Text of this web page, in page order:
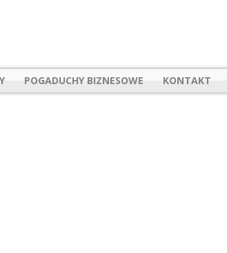
POGADUCHY BIZNESOWE KONTAKT